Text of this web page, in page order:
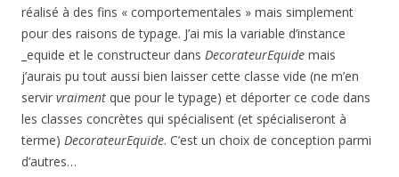
réalisé à des fins « comportementales » mais simplement
pour des raisons de typage. J’ai mis la variable d’instance
_equide et le constructeur dans DecorateurEquide mais
j’aurais pu tout aussi bien laisser cette classe vide (ne m’en
servir vraiment que pour le typage) et déporter ce code dans
les classes concrètes qui spécialisent (et spécialiseront à
terme) DecorateurEquide. C’est un choix de conception parmi
d’autres…